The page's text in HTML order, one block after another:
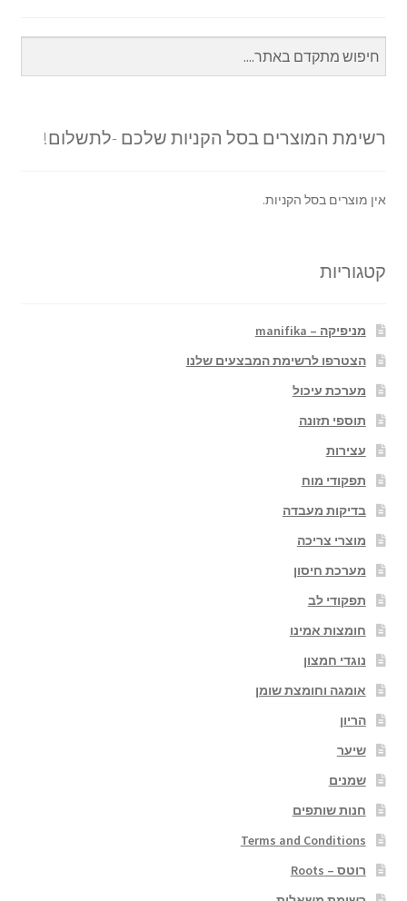
רשימת המוצרים בסל הקניות שלכם -לתשלום!
אין מוצרים בסל הקניות.
קטגוריות
מניפיקה – manifika
הצטרפו לרשימת המבצעים שלנו
מערכת עיכול
תוספי תזונה
עצירות
תפקודי מוח
בדיקות מעבדה
מוצרי צריכה
מערכת חיסון
תפקודי לב
חומצות אמינו
נוגדי חמצון
אומגה וחומצת שומן
הריון
שיער
שמנים
חנות שותפים
Terms and Conditions
רוטס – Roots